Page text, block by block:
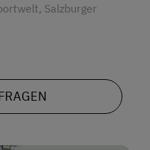
Salzburger